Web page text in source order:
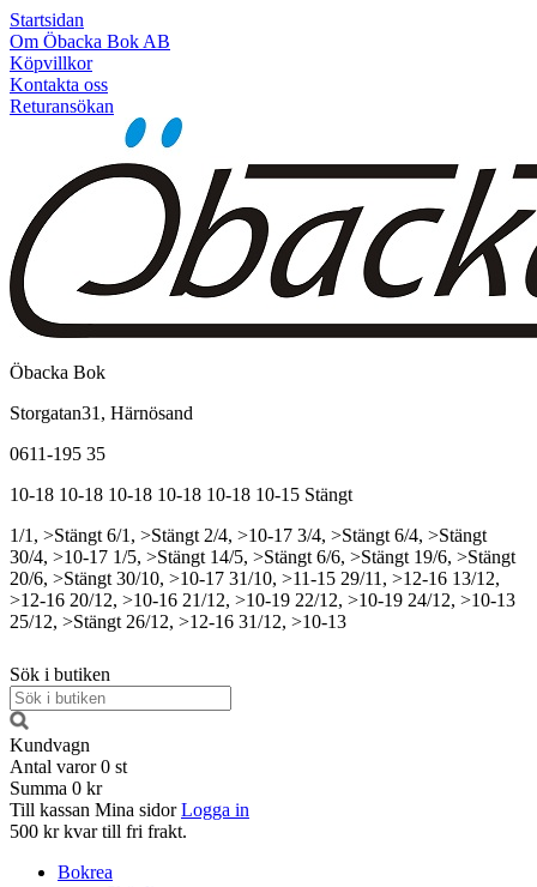
Startsidan
Om Öbacka Bok AB
Köpvillkor
Kontakta oss
Returansökan
Öbacka Bok
Storgatan31, Härnösand
0611-195 35
10-18 10-18 10-18 10-18 10-18 10-15 Stängt
1/1, >Stängt 6/1, >Stängt 2/4, >10-17 3/4, >Stängt 6/4, >Stängt
30/4, >10-17 1/5, >Stängt 14/5, >Stängt 6/6, >Stängt 19/6, >Stängt
20/6, >Stängt 30/10, >10-17 31/10, >11-15 29/11, >12-16 13/12,
>12-16 20/12, >10-16 21/12, >10-19 22/12, >10-19 24/12, >10-13
25/12, >Stängt 26/12, >12-16 31/12, >10-13
Sök i butiken
Kundvagn
Antal varor 0 st
Summa 0 kr
Till kassan Mina sidor Logga in
500 kr kvar till fri frakt.
Bokrea